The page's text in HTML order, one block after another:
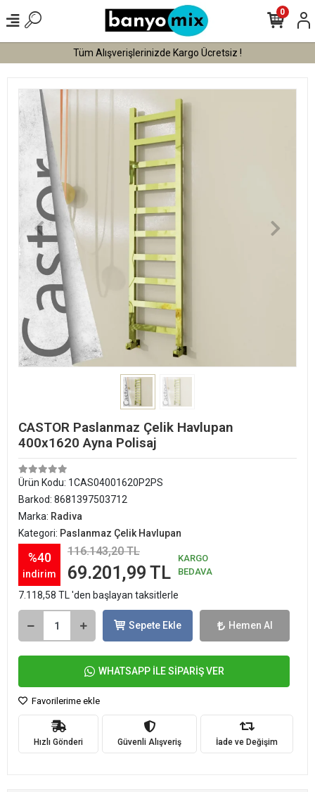
Tüm Alışverişlerinizde Kargo Ücretsiz !
0
CASTOR Paslanmaz Çelik Havlupan
400x1620 Ayna Polisaj
Ürün Kodu: 1CAS04001620P2PS
Barkod: 8681397503712
Marka: Radiva
Kategori: Paslanmaz Çelik Havlupan
%40
indirim
116.143,20 TL
69.201,99 TL
KARGO
BEDAVA
7.118,58 TL 'den başlayan taksitlerle
Sepete Ekle Hemen Al
WHATSAPP İLE SİPARİŞ VER
Favorilerime ekle
Hızlı Gönderi Güvenli Alışveriş İade ve Değişim